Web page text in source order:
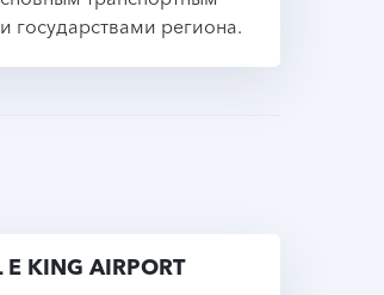
региона.
E KING AIRPORT